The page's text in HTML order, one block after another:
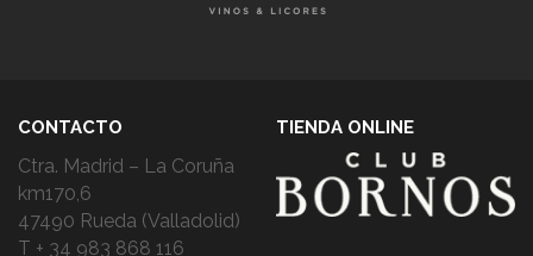
CONTACTO
Ctra. Madrid – La Coruña
km170,6
47490 Rueda (Valladolid)
T + 34 983 868 116
TIENDA ONLINE